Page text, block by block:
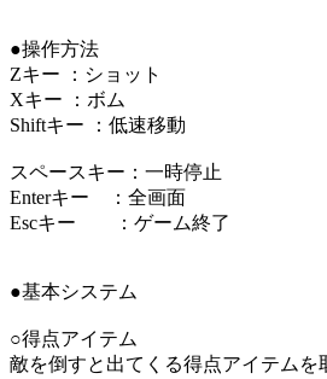
●操作方法
Zキー ：ショット
Xキー ：ボム
Shiftキー ：低速移動
スペースキー：一時停止
Enterキー ：全画面
Escキー ：ゲーム終了
●基本システム
○得点アイテム
敵を倒すと出てくる得点アイテムを